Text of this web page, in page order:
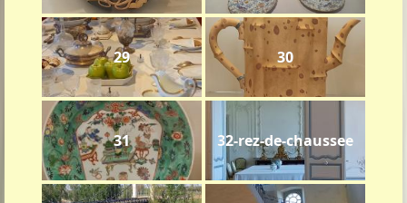
29 30
31 32-rez-de-chaussee